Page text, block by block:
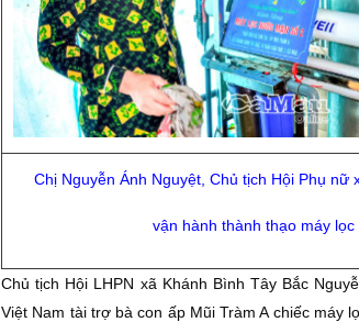
Chị Nguyễn Ánh Nguyệt, Chủ tịch Hội Phụ nữ
vận hành thành thạo máy lọc
Chủ tịch Hội LHPN xã Khánh Bình Tây Bắc
Việt Nam tài trợ bà con ấp Mũi Tràm A chiếc